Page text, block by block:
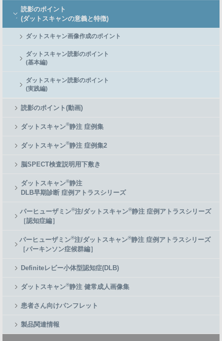
読影のポイント
(ダットスキャンの意義と特徴)
ダットスキャン画像作成のポイント
ダットスキャン読影のポイント
(基本編)
ダットスキャン読影のポイント
(実践編)
読影のポイント(動画)
ダットスキャン®静注 症例集
ダットスキャン®静注 症例集2
脳SPECT検査説明用下敷き
ダットスキャン®静注
DLB早期診断 症例アトラスシリーズ
パーヒューザミン®注/ダットスキャン®静注 症例アトラスシリーズ
［認知症編］
パーヒューザミン®注/ダットスキャン®静注 症例アトラスシリーズ
［パーキンソン症候群編］
Definiteレビー小体型認知症(DLB)
ダットスキャン®静注 健常成人画像集
患者さん向けパンフレット
製品関連情報